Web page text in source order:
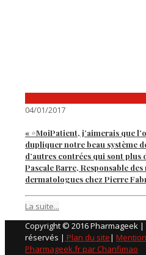
04/01/2017
« #MoiPatient, j’aimerais que
dupliquer notre beau système
d’autres contrées qui sont plus
Pascale Barre, Responsable
dermatologues chez Pierre
La suite...
Copyright © 2016 Pharmageek |
réservés | Plan du site|
Pharmageek.fr par Chanfimao